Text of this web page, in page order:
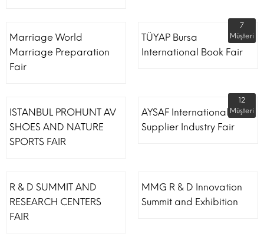
Marriage World
Marriage Preparation
Fair
TÜYAP Bursa
International Book Fair
7
Müşteri
ISTANBUL PROHUNT AV
SHOES AND NATURE
SPORTS FAIR
AYSAF International Shoe
Supplier Industry Fair
12
Müşteri
R & D SUMMIT AND
RESEARCH CENTERS
FAIR
MMG R & D Innovation
Summit and Exhibition